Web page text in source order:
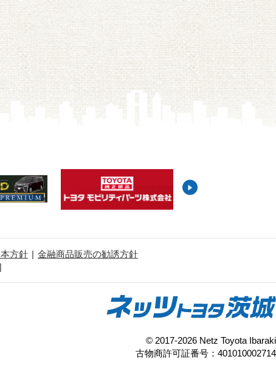
方針
金融商品販売の勧誘方針
© 2017-2026 Netz Toyota Ibaraki
古物商許可証番号：401010002714